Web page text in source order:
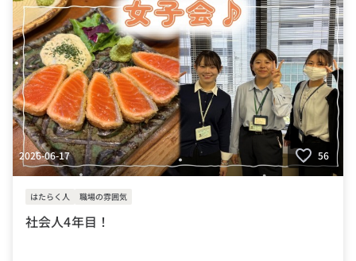
2026-06-17 56
はたらく人 職場の雰囲気
社会人4年目！